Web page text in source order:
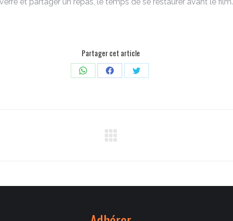
Partager cet article
PartagerPartagerPartager